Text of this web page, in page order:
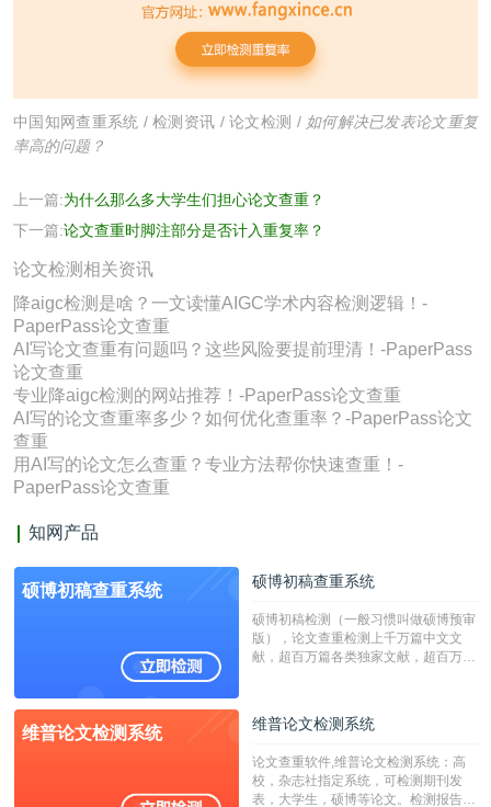
中国知网查重系统 /检测资讯 / 论文检测 / 如何解决已发表论文重复
率高的问题？
上一篇:为什么那么多大学生们担心论文查重？
下一篇:论文查重时脚注部分是否计入重复率？
论文检测相关资讯
降aigc检测是啥？一文读懂AIGC学术内容检测逻辑！-
PaperPass论文查重
AI写论文查重有问题吗？这些风险要提前理清！-PaperPass
论文查重
专业降aigc检测的网站推荐！-PaperPass论文查重
AI写的论文查重率多少？如何优化查重率？-PaperPass论文
查重
用AI写的论文怎么查重？专业方法帮你快速查重！-
PaperPass论文查重
知网产品
硕博初稿查重系统 硕博初稿查重系统
硕博初稿检测（一般习惯叫做硕博预审
版），论文查重检测上千万篇中文文
献，超百万篇各类独家文献，超百万港
校用来检测硕博论文的系统，检测范围
广，数据来源真实，检测算法合理!本
字符数30万）
维普论文检测系统 维普论文检测系统
论文查重软件,维普论文检测系统：高
校，杂志社指定系统，可检测期刊发
表，大学生，硕博等论文。检测报告支